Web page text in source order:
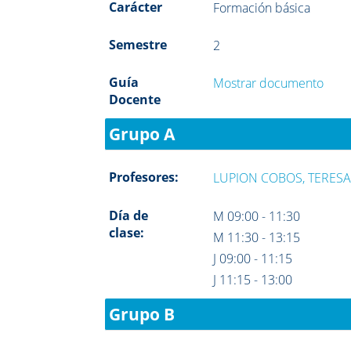
Carácter Formación básica
Semestre 2
Guía
Docente
Mostrar documento
Grupo A
Profesores: LUPION COBOS, TERESA
Día de
clase:
M 09:00 - 11:30
M 11:30 - 13:15
J 09:00 - 11:15
J 11:15 - 13:00
Grupo B